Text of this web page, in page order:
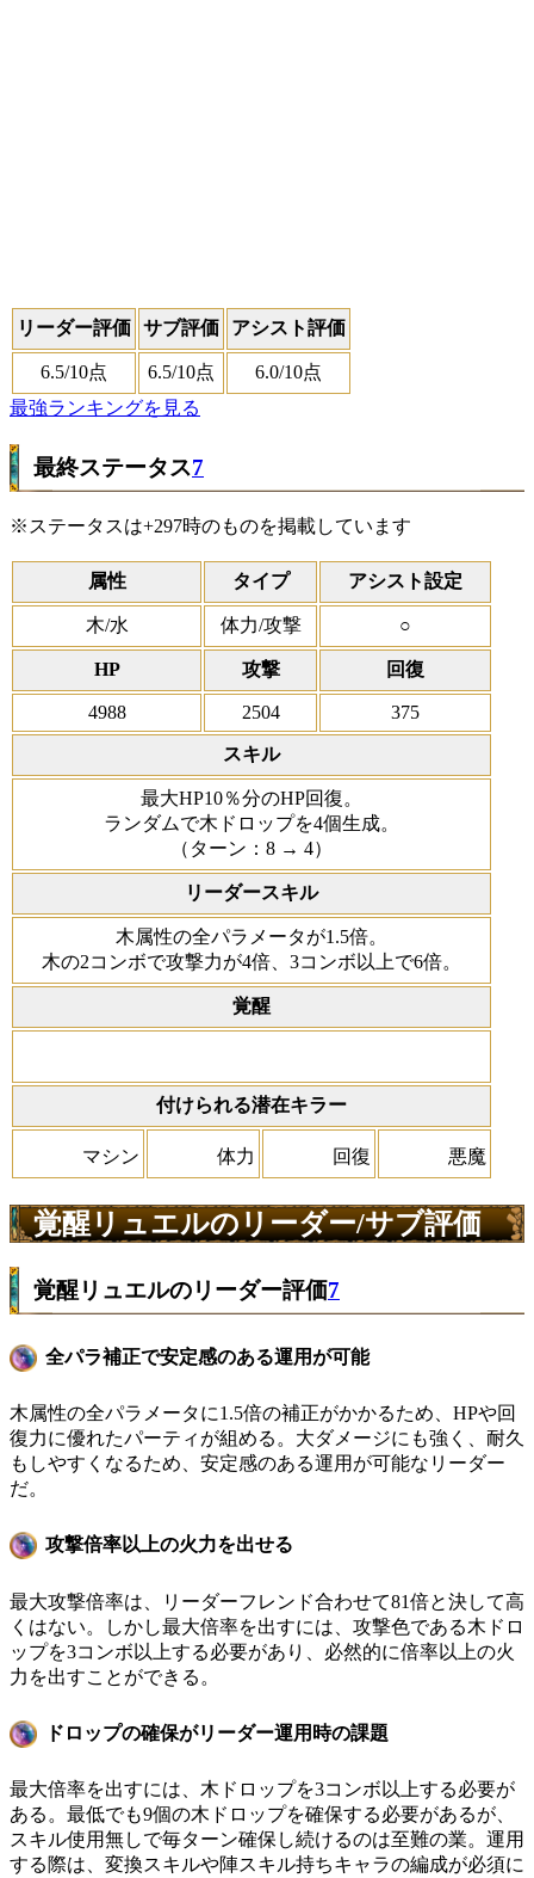
リーダー評価 サブ評価 アシスト評価
6.5/10点 6.5/10点 6.0/10点
最強ランキングを見る
最終ステータス7
※ステータスは+297時のものを掲載しています
属性 タイプ アシスト設定
木/水 体力/攻撃 ○
HP 攻撃 回復
4988 2504 375
スキル
最大HP10％分のHP回復。
ランダムで木ドロップを4個生成。
（ターン：8 → 4）
リーダースキル
木属性の全パラメータが1.5倍。
木の2コンボで攻撃力が4倍、3コンボ以上で6倍。
覚醒
付けられる潜在キラー
マシン 体力 回復 悪魔
覚醒リュエルのリーダー/サブ評価
覚醒リュエルのリーダー評価7
全パラ補正で安定感のある運用が可能
木属性の全パラメータに1.5倍の補正がかかるため、HPや回
復力に優れたパーティが組める。大ダメージにも強く、耐久
もしやすくなるため、安定感のある運用が可能なリーダー
だ。
攻撃倍率以上の火力を出せる
最大攻撃倍率は、リーダーフレンド合わせて81倍と決して高
くはない。しかし最大倍率を出すには、攻撃色である木ドロ
ップを3コンボ以上する必要があり、必然的に倍率以上の火
力を出すことができる。
ドロップの確保がリーダー運用時の課題
最大倍率を出すには、木ドロップを3コンボ以上する必要が
ある。最低でも9個の木ドロップを確保する必要があるが、
スキル使用無しで毎ターン確保し続けるのは至難の業。運用
する際は、変換スキルや陣スキル持ちキャラの編成が必須に